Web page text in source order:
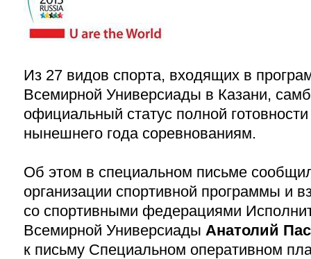
Из 27 видов спорта, входящих в
Всемирной Универсиады в Казани,
официальный статус полной
нынешнего года соревнованиям.
Об этом в специальном письме
организации спортивной программы и
со спортивными федерациями
Всемирной Универсиады Анатолий
к письму Специальном оперативном